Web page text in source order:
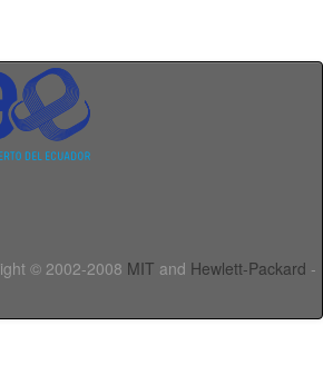
© 2002-2008 MIT and Hewlett-Packard -